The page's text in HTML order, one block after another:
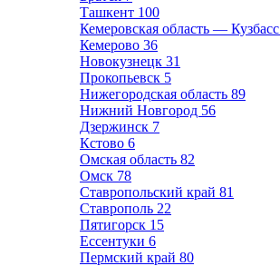
Ташкент 100
Кемеровская область — Кузбасс
Кемерово 36
Новокузнецк 31
Прокопьевск 5
Нижегородская область 89
Нижний Новгород 56
Дзержинск 7
Кстово 6
Омская область 82
Омск 78
Ставропольский край 81
Ставрополь 22
Пятигорск 15
Ессентуки 6
Пермский край 80